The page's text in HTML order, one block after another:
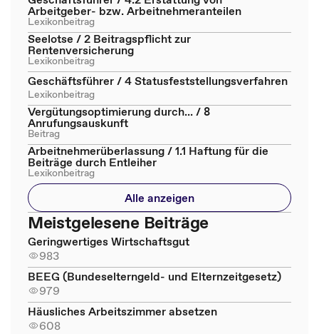
Arbeitgeber- bzw. Arbeitnehmeranteilen
Lexikonbeitrag
Seelotse / 2 Beitragspflicht zur
Rentenversicherung
Lexikonbeitrag
Geschäftsführer / 4 Statusfeststellungsverfahren
Lexikonbeitrag
Vergütungsoptimierung durch... / 8
Anrufungsauskunft
Beitrag
Arbeitnehmerüberlassung / 1.1 Haftung für die
Beiträge durch Entleiher
Lexikonbeitrag
Alle anzeigen
Meistgelesene Beiträge
Geringwertiges Wirtschaftsgut
983
BEEG (Bundeselterngeld- und Elternzeitgesetz)
979
Häusliches Arbeitszimmer absetzen
608